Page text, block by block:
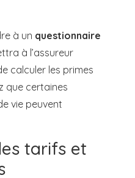
à un questionnaire
à l’assureur
calculer les primes
que certaines
vie peuvent
tarifs et